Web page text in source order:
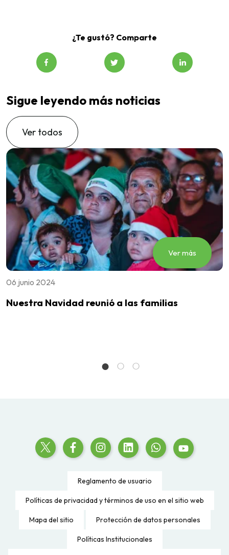
¿Te gustó? Comparte
Sigue leyendo más noticias
Ver todos
Ver más
06 junio 2024
Nuestra Navidad reunió a las familias
Reglamento de usuario
Políticas de privacidad y términos de uso en el sitio web
Mapa del sitio Protección de datos personales
Políticas Institucionales